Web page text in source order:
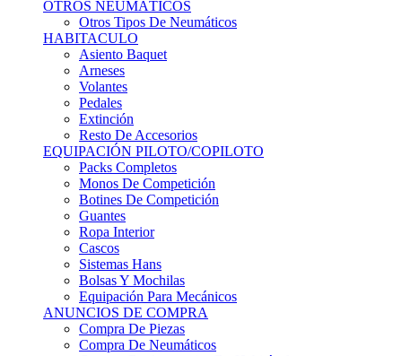
OTROS NEUMÁTICOS
Otros Tipos De Neumáticos
HABITACULO
Asiento Baquet
Arneses
Volantes
Pedales
Extinción
Resto De Accesorios
EQUIPACIÓN PILOTO/COPILOTO
Packs Completos
Monos De Competición
Botines De Competición
Guantes
Ropa Interior
Cascos
Sistemas Hans
Bolsas Y Mochilas
Equipación Para Mecánicos
ANUNCIOS DE COMPRA
Compra De Piezas
Compra De Neumáticos